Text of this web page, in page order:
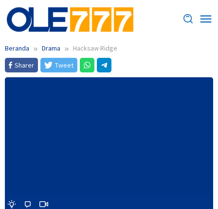
Loncat
ke
konten
Beranda Drama
Hacksaw Ridge
Sharer
Tweet